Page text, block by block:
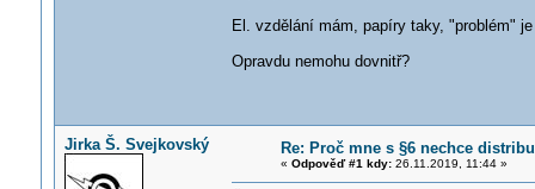
El. vzdělání mám, papíry taky, "problém"
Opravdu nemohu dovnitř?
Jirka Š. Svejkovský Re: Proč mne s §6 nechce
« Odpověď #1 kdy:26.11.2019, 11:44 »